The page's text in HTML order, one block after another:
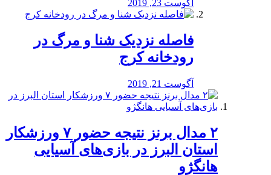
آگوست 23, 2019
️فاصله نزدیک شنا و مرگ در
رودخانه کرج
آگوست 21, 2019
۲ مدال برنز نتیجه حضور ۷ ورزشکار
استان البرز در بازی‌های آسیایی
هانگژو